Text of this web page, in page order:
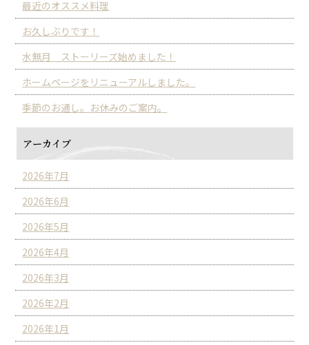
最近のオススメ料理
お久しぶりです！
水無月 ストーリーズ始めました！
ホームページをリニューアルしました。
季節のお通し。お休みのご案内。
アーカイブ
2026年7月
2026年6月
2026年5月
2026年4月
2026年3月
2026年2月
2026年1月